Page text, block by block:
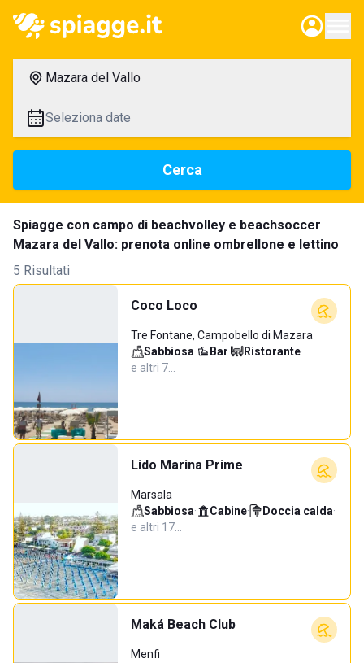
Mazara del Vallo
Seleziona date
Cerca
Spiagge con campo di beachvolley e beachsoccer
Mazara del Vallo: prenota online ombrellone e lettino
5 Risultati
Coco Loco
Tre Fontane, Campobello di Mazara
Sabbiosa· Bar· Ristorante·
e altri 7…
Lido Marina Prime
Marsala
Sabbiosa· Cabine· Doccia calda·
e altri 17…
Maká Beach Club
Menfi